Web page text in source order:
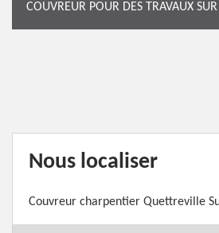
COUVREUR POUR DES TRAVAUX
Nous localiser
Couvreur charpentier Quettreville